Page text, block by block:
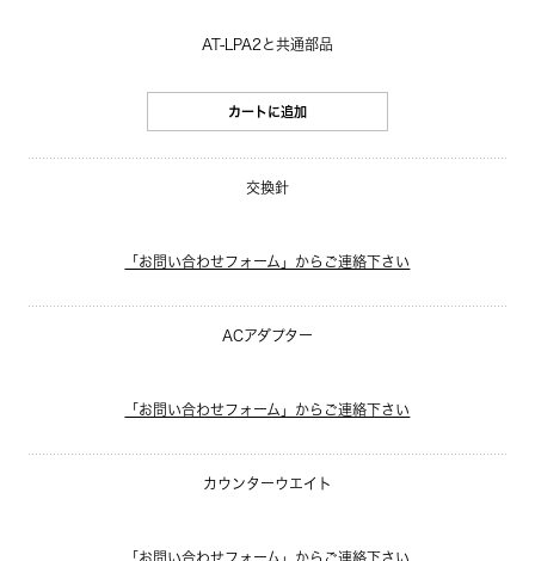
AT-LPA2と共通部品
カートに追加
交換針
「お問い合わせフォーム」からご連絡下さい
ACアダプター
「お問い合わせフォーム」からご連絡下さい
カウンターウエイト